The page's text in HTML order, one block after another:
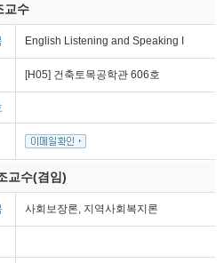
교수
English Listening and Speaking I
[H05] 건축토목공학관 606호
교수(겸임)
사회보장론, 지역사회복지론